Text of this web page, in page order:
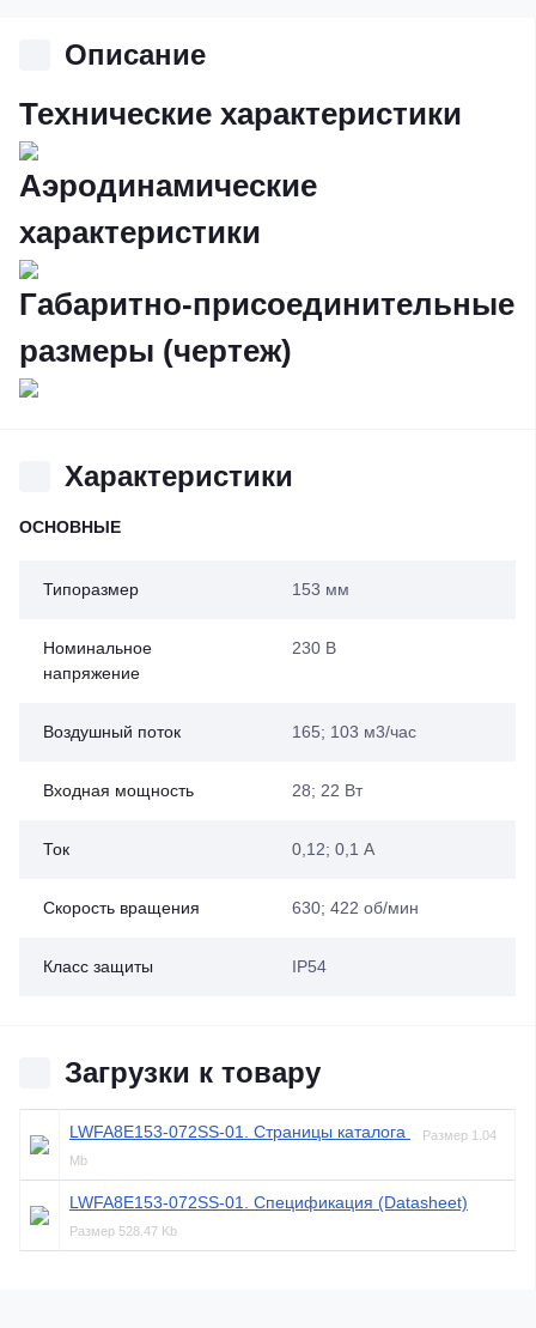
Описание
Технические характеристики
Аэродинамические
характеристики
Габаритно-присоединительные
размеры (чертеж)
Характеристики
ОСНОВНЫЕ
Типоразмер 153 мм
Номинальное
напряжение
230 В
Воздушный поток 165; 103 м3/час
Входная мощность 28; 22 Вт
Ток 0,12; 0,1 А
Скорость вращения 630; 422 об/мин
Класс защиты IP54
Загрузки к товару
LWFA8E153-072SS-01. Страницы каталога Размер 1.04
Mb
LWFA8E153-072SS-01. Спецификация (Datasheet)
Размер 528.47 Kb